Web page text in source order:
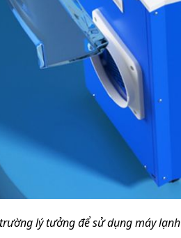
lý tưởng để sử dụng máy